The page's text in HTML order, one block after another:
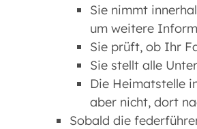
Sie nimmt
um weitere
Sie prüft, ob Ihr
Sie stellt alle
Die Heimatstelle
aber nicht, dort
Sobald die